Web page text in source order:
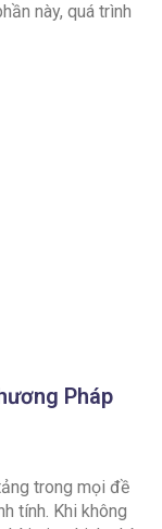
này, quá trình
Pháp
trong mọi đề
tính. Khi không